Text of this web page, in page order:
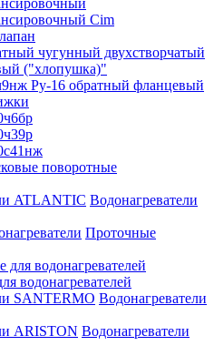
Cim
чугунный двухстворчатый
("хлопушка)"
Ру-16 обратный фланцевый
поворотные
Водонагреватели
Проточные
водонагревателей
Водонагреватели
Водонагреватели